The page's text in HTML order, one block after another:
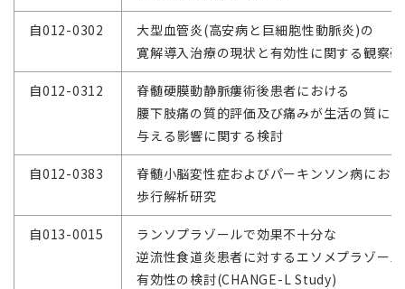
自012-0302
大型血管炎(高安病と巨細胞性動脈炎)の
寛解導入治療の現状と有効性に関する観察
自012-0312
脊髄硬膜動静脈瘻術後患者における
腰下肢痛の質的評価及び痛みが生活の質に
与える影響に関する検討
自012-0383
脊髄小脳変性症およびパーキンソン病にお
歩行解析研究
自013-0015
ランソプラゾールで効果不十分な
逆流性食道炎患者に対するエソメプラゾー
有効性の検討(CHANGE-L Study)